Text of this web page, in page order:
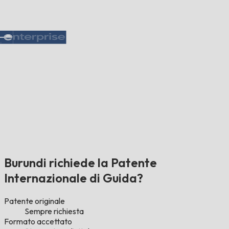
Burundi richiede la Patente
Internazionale di Guida?
Patente originale
Sempre richiesta
Formato accettato